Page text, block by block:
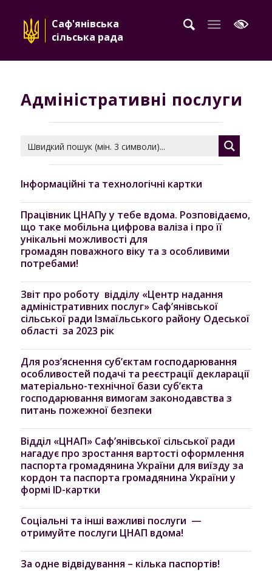
Саф'янівська
сільська рада
Адміністративні послуги
Інформаційні та технологічні картки
Працівник ЦНАПу у тебе вдома. Розповідаємо,
що таке мобільна цифрова валіза і про її
унікальні можливості для
громадян поважного віку та з особливими
потребами!
Звіт про роботу відділу «Центр надання
адміністративних послуг» Саф’янівської
сільської ради Ізмаїльського району Одеської
області за 2023 рік
Для роз’яснення суб’єктам господарювання
особливостей подачі та реєстрації декларації
матеріально-технічної бази суб’єкта
господарювання вимогам законодавства з
питань пожежної безпеки
Відділ «ЦНАП» Саф’янівської сільської ради
нагадує про зростання вартості оформлення
паспорта громадянина України для виїзду за
кордон та паспорта громадянина України у
формі ID-картки
Соціальні та інші важливі послуги —
отримуйте послуги ЦНАП вдома!
За одне відвідування – кілька паспортів!